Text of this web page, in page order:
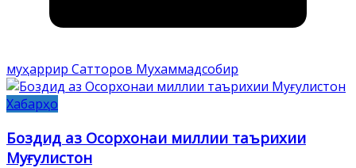
муҳаррир Сатторов Мухаммадсобир
Хабарҳо
Боздид аз Осорхонаи миллии таърихии
Муғулистон